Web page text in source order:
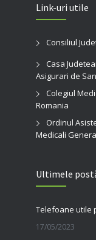
Link-uri utile
Consiliul
Casa
Asigurari de
Colegiul
Romania
Ordinul
Medicali
Ultimele
17/05/2023